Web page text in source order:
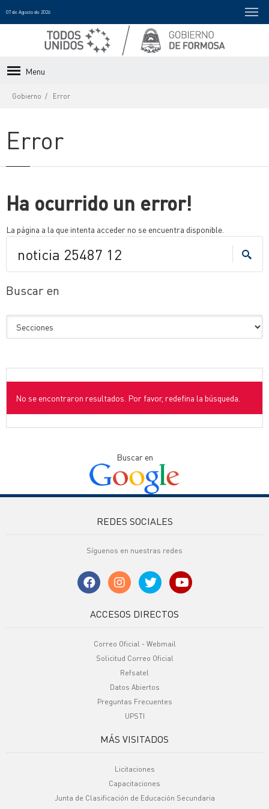
07 de Agosto de 2026
Menu
Gobierno Error
Error
Ha ocurrido un error!
La página a la que intenta acceder no se encuentra disponible.
Buscar en
No se encontraron resultados. Por favor, redefina la búsqueda.
Buscar en
REDES SOCIALES
Síguenos en nuestras redes
ACCESOS DIRECTOS
Correo Oficial - Webmail
Solicitud Correo Oficial
Refsatel
Datos Abiertos
Preguntas Frecuentes
UPSTI
MÁS VISITADOS
Licitaciones
Capacitaciones
Junta de Clasificación de Educación Secundaria